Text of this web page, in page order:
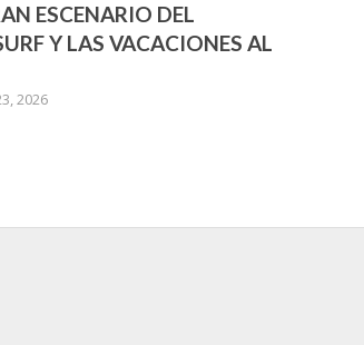
ESCENARIO DEL
Y LAS VACACIONES AL
2026